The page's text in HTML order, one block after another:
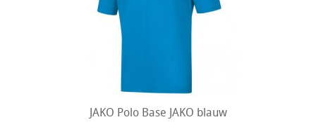
JAKO Polo Base JAKO blauw